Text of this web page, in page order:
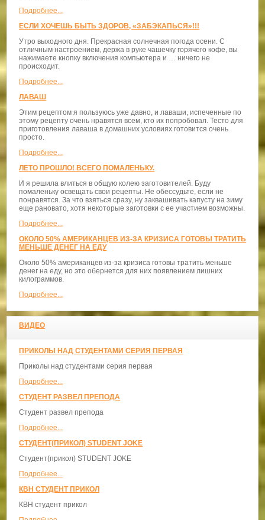
Подробнее...
ЕСЛИ ХОЧЕШЬ БЫТЬ ЗДОРОВ, «ЗАБЭКАПЬСЯ»!!!
Утро выходного дня. Прекрасная солнечная погода осени. С
отличным настроением, держа в руке чашечку горячего кофе, вы
нажимаете кнопку включения компьютера и … ничего не
происходит.
Подробнее...
ЛАВАШ
Этим рецептом я пользуюсь уже давно, и лаваши, испеченные по
этому рецепту очень нравятся всем, кто их попробовал. Тесто для
приготовления лаваша в домашних условиях готовится очень
просто.
Подробнее...
ЛЕТО ПРОШЛО! ВСЕГО ПОМАЛЕНЬКУ.
И я решила влиться в общую колею заготовителей. Буду
помаленьку освещать свои рецепты. Не обессудьте, если не
понравятся. За что взяться сразу, ну заквашивать капусту на зиму
еще рановато, хотя некоторые заготовки с ее участием возможны.
Подробнее...
ОКОЛО 50% АМЕРИКАНЦЕВ ИЗ-ЗА КРИЗИСА ГОТОВЫ ТРАТИТЬ
МЕНЬШЕ ДЕНЕГ НА ЕДУ
Около 50% американцев из-за кризиса готовы тратить меньше
денег на еду, но это обернется для них появлением лишних
килограммов.
Подробнее...
ВИДЕО
ПРИКОЛЫ НАД СТУДЕНТАМИ СЕРИЯ ПЕРВАЯ
Приколы над студентами серия первая
Подробнее...
СТУДЕНТ РАЗВЕЛ ПРЕПОДА
Студент развел препода
Подробнее...
СТУДЕНТ(ПРИКОЛ) STUDENT JOKE
Студент(прикол) STUDENT JOKE
Подробнее...
КВН СТУДЕНТ ПРИКОЛ
КВН студент прикол